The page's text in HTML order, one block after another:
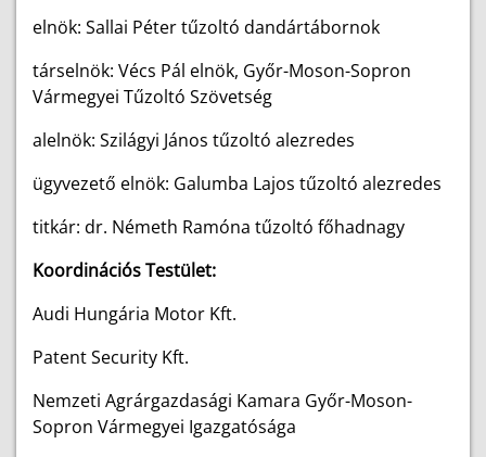
elnök: Sallai Péter tűzoltó dandártábornok
társelnök: Vécs Pál elnök, Győr-Moson-Sopron
Vármegyei Tűzoltó Szövetség
alelnök: Szilágyi János tűzoltó alezredes
ügyvezető elnök: Galumba Lajos tűzoltó alezredes
titkár: dr. Németh Ramóna tűzoltó főhadnagy
Koordinációs Testület:
Audi Hungária Motor Kft.
Patent Security Kft.
Nemzeti Agrárgazdasági Kamara Győr-Moson-
Sopron Vármegyei Igazgatósága